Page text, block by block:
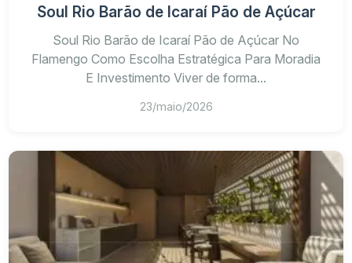
Soul Rio Barão de Icaraí Pão de Açúcar
Soul Rio Barão de Icaraí Pão de Açúcar No
Flamengo Como Escolha Estratégica Para Moradia
E Investimento Viver de forma...
23/maio/2026